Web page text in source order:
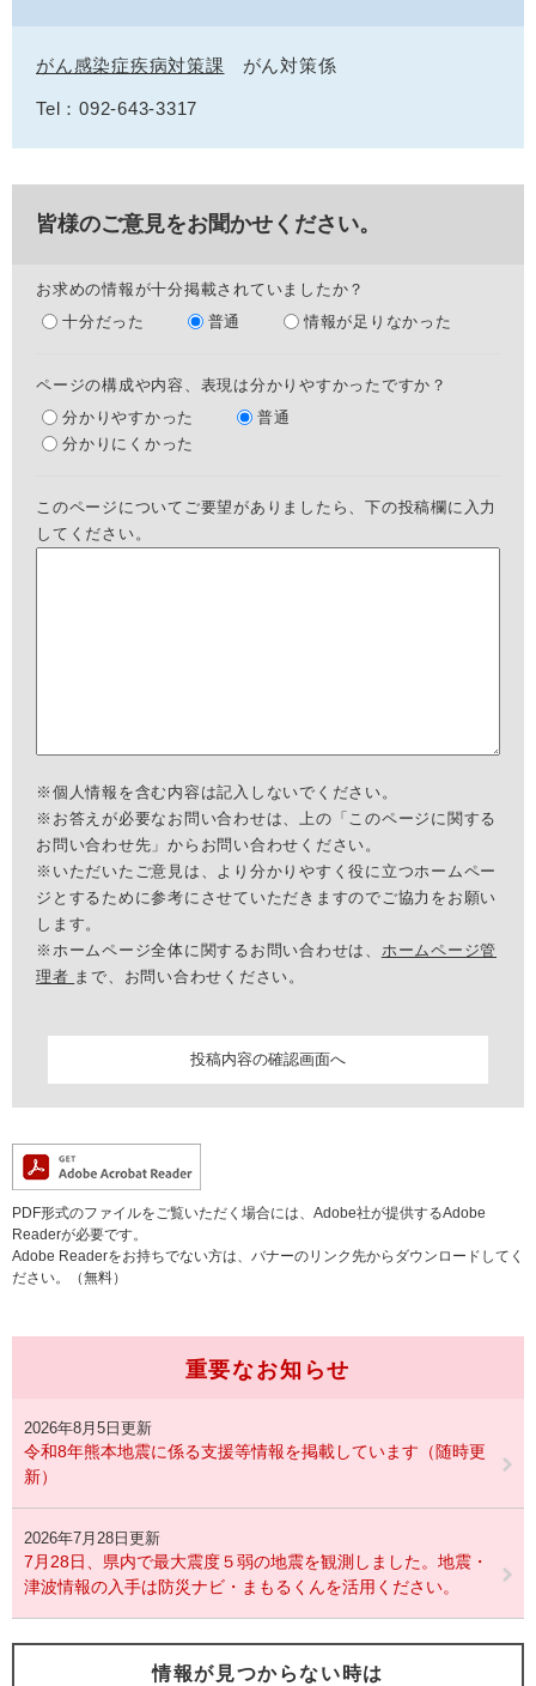
がん感染症疾病対策課 がん対策係
Tel：092-643-3317
皆様のご意見をお聞かせください。
お求めの情報が十分掲載されていましたか？
十分だった
普通 情報が足りなかった
ページの構成や内容、表現は分かりやすかったですか？
分かりやすかった
普通
分かりにくかった
このページについてご要望がありましたら、下の投稿欄に入力
してください。
※個人情報を含む内容は記入しないでください。
※お答えが必要なお問い合わせは、上の「このページに関する
お問い合わせ先」からお問い合わせください。
※いただいたご意見は、より分かりやすく役に立つホームペー
ジとするために参考にさせていただきますのでご協力をお願い
します。
※ホームページ全体に関するお問い合わせは、 ホームページ管
理者 まで、お問い合わせください。
PDF形式のファイルをご覧いただく場合には、Adobe社が提供するAdobe
Readerが必要です。
Adobe Readerをお持ちでない方は、バナーのリンク先からダウンロードしてく
ださい。（無料）
重要なお知らせ
2026年8月5日更新
令和8年熊本地震に係る支援等情報を掲載しています（随時更
新）
2026年7月28日更新
7月28日、県内で最大震度５弱の地震を観測しました。地震・
津波情報の入手は防災ナビ・まもるくんを活用ください。
情報が見つからない時は